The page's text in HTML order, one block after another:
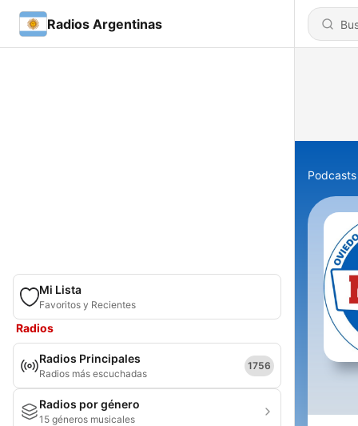
Radios Argentinas
Mi Lista
Favoritos y Recientes
Radios
Radios Principales
Radios más escuchadas
1756
Radios por género
15 géneros musicales
Podcasts